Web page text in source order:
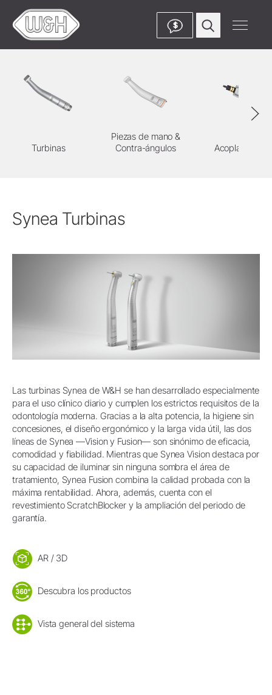
$
Turbinas
Piezas de mano &
Contra-ángulos
Acoplamientos
Synea Turbinas
Las turbinas Synea de W&H se han desarrollado especialmente
para el uso clínico diario y cumplen los estrictos requisitos de la
odontología moderna. Gracias a la alta potencia, la higiene sin
concesiones, el diseño ergonómico y la larga vida útil, las dos
líneas de Synea —Vision y Fusion— son sinónimo de eficacia,
comodidad y fiabilidad. Mientras que Synea Vision destaca por
su capacidad de iluminar sin ninguna sombra el área de
tratamiento, Synea Fusion combina la calidad probada con la
máxima rentabilidad. Ahora, además, cuenta con el
revestimiento ScratchBlocker y la ampliación del periodo de
garantía.
AR / 3D
Descubra los productos
Vista general del sistema